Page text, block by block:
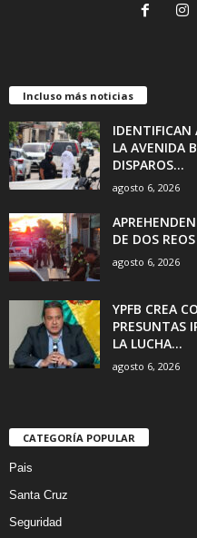
Incluso más noticias
IDENTIFICAN
LA AVENIDA
DISPAROS...
agosto 6, 2026
DE DOS
agosto 6, 2026
YPFB CREA
PRESUNTAS
LA LUCHA...
agosto 6, 2026
CATEGORÍA POPULAR
Pais
Santa Cruz
Seguridad